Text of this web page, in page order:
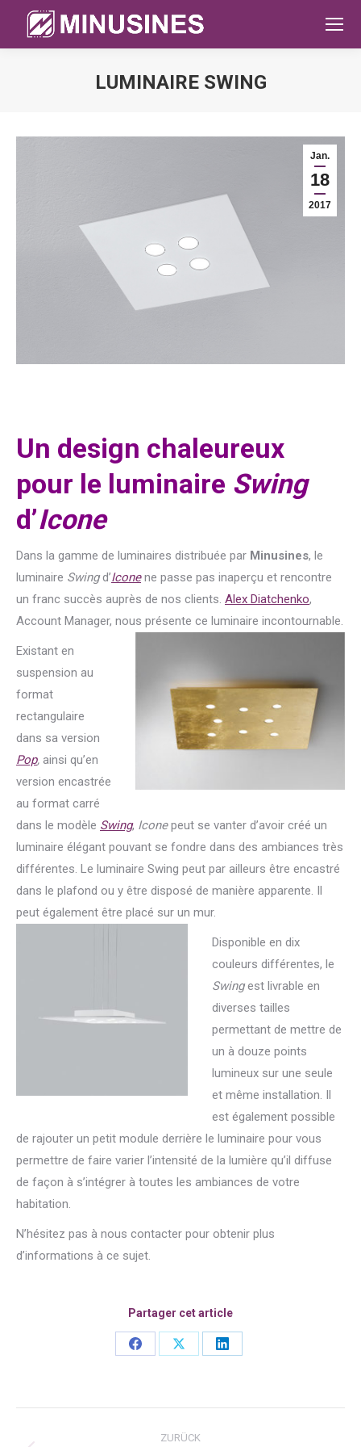
LUMINAIRE SWING
Jan.
18
2017
Un design chaleureux
pour le luminaire Swing
d’Icone
Dans la gamme de luminaires distribuée par Minusines, le
luminaire Swingd’Iconene passe pas inaperçu et rencontre
un franc succès auprès de nos clients. Alex Diatchenko,
Account Manager, nous présente ce luminaire incontournable.
Existant en
suspension au
format
rectangulaire
dans sa version
Pop, ainsi qu’en
version encastrée
au format carré
dans le modèle Swing, Iconepeut se vanter d’avoir créé un
luminaire élégant pouvant se fondre dans des ambiances très
différentes. Le luminaire Swing peut par ailleurs être encastré
dans le plafond ou y être disposé de manière apparente. Il
peut également être placé sur un mur.
Disponible en dix
couleurs différentes, le
Swingest livrable en
diverses tailles
permettant de mettre de
un à douze points
lumineux sur une seule
et même installation. Il
est également possible
de rajouter un petit module derrière le luminaire pour vous
permettre de faire varier l’intensité de la lumière qu’il diffuse
de façon à s’intégrer à toutes les ambiances de votre
habitation.
N’hésitez pas à nous contacter pour obtenir plus
d’informations à ce sujet.
Partager cet article
Share
Share
Share
Kommentarnavigation
ZURÜCK